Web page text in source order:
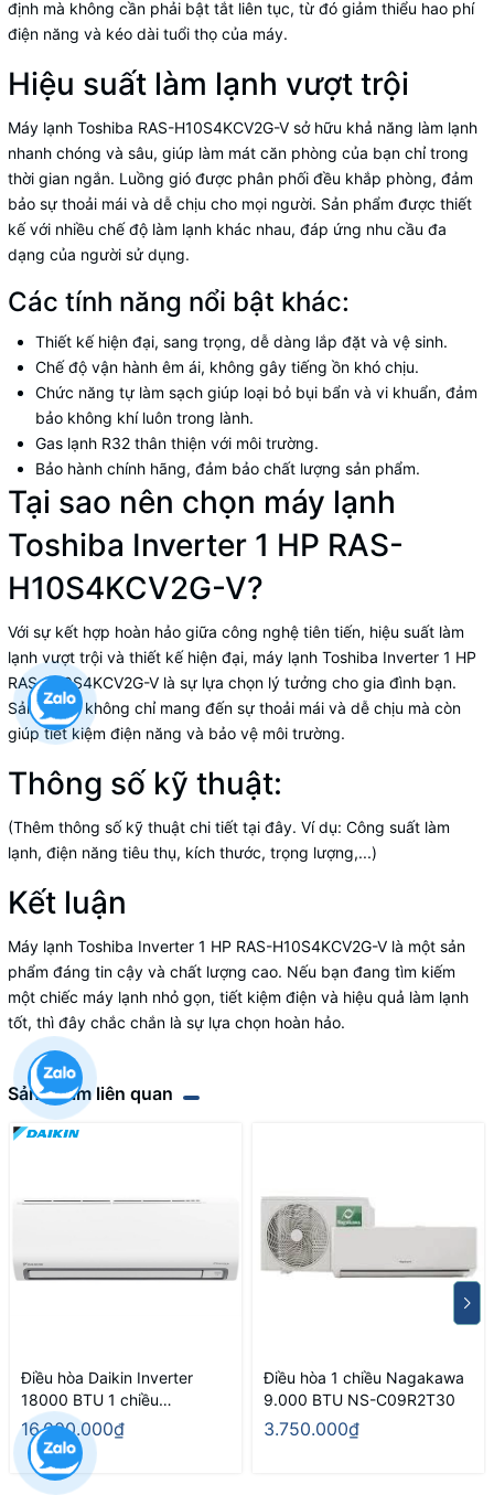
định mà không cần phải bật tắt liên tục, từ đó giảm thiểu hao phí
điện năng và kéo dài tuổi thọ của máy.
Hiệu suất làm lạnh vượt trội
Máy lạnh Toshiba RAS-H10S4KCV2G-V sở hữu khả năng làm lạnh
nhanh chóng và sâu, giúp làm mát căn phòng của bạn chỉ trong
thời gian ngắn. Luồng gió được phân phối đều khắp phòng, đảm
bảo sự thoải mái và dễ chịu cho mọi người. Sản phẩm được thiết
kế với nhiều chế độ làm lạnh khác nhau, đáp ứng nhu cầu đa
dạng của người sử dụng.
Các tính năng nổi bật khác:
Thiết kế hiện đại, sang trọng, dễ dàng lắp đặt và vệ sinh.
Chế độ vận hành êm ái, không gây tiếng ồn khó chịu.
Chức năng tự làm sạch giúp loại bỏ bụi bẩn và vi khuẩn, đảm
bảo không khí luôn trong lành.
Gas lạnh R32 thân thiện với môi trường.
Bảo hành chính hãng, đảm bảo chất lượng sản phẩm.
Tại sao nên chọn máy lạnh
Toshiba Inverter 1 HP RAS-
H10S4KCV2G-V?
Với sự kết hợp hoàn hảo giữa công nghệ tiên tiến, hiệu suất làm
lạnh vượt trội và thiết kế hiện đại, máy lạnh Toshiba Inverter 1 HP
RAS-H10S4KCV2G-V là sự lựa chọn lý tưởng cho gia đình bạn.
Sản phẩm không chỉ mang đến sự thoải mái và dễ chịu mà còn
giúp tiết kiệm điện năng và bảo vệ môi trường.
Thông số kỹ thuật:
(Thêm thông số kỹ thuật chi tiết tại đây. Ví dụ: Công suất làm
lạnh, điện năng tiêu thụ, kích thước, trọng lượng,...)
Kết luận
Máy lạnh Toshiba Inverter 1 HP RAS-H10S4KCV2G-V là một sản
phẩm đáng tin cậy và chất lượng cao. Nếu bạn đang tìm kiếm
một chiếc máy lạnh nhỏ gọn, tiết kiệm điện và hiệu quả làm lạnh
tốt, thì đây chắc chắn là sự lựa chọn hoàn hảo.
Sản phẩm liên quan
Điều hòa Daikin Inverter
18000 BTU 1 chiều
FTKB50ZVMV/RKB50ZVMV
16.000.000₫
Điều hòa 1 chiều Nagakawa
9.000 BTU NS-C09R2T30
3.750.000₫